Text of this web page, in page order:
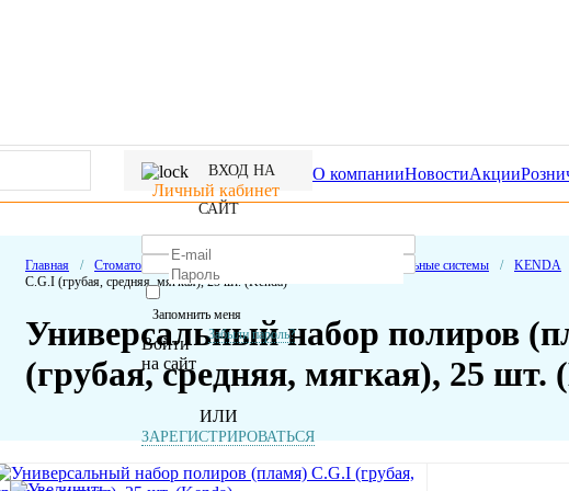
Личный кабинет
ВХОД НА
САЙТ
Запомнить меня
Забыли пароль?
Войти
на сайт
ИЛИ
ЗАРЕГИСТРИРОВАТЬСЯ
О компанииНовостиАкции
Главная / Стоматологические расходные материалы Полировальные системы / KENDA
C.G.I (грубая, средняя, мягкая), 25 шт. (Kenda)
Универсальный набор полиров
(грубая, средняя, мягкая), 25 шт.